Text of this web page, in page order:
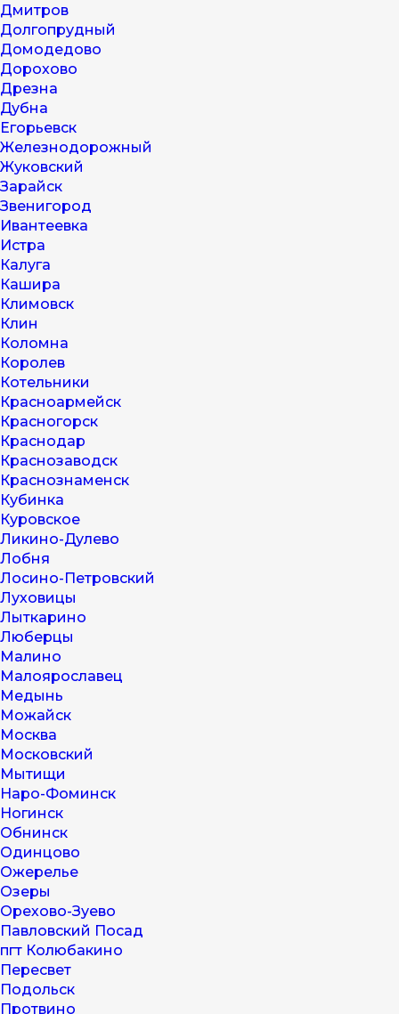
Дмитров
Долгопрудный
Домодедово
Дорохово
Дрезна
Дубна
Егорьевск
Железнодорожный
Жуковский
Зарайск
Звенигород
Ивантеевка
Истра
Калуга
Кашира
Климовск
Клин
Коломна
Королев
Котельники
Красноармейск
Красногорск
Краснодар
Краснозаводск
Краснознаменск
Кубинка
Куровское
Ликино-Дулево
Лобня
Лосино-Петровский
Луховицы
Лыткарино
Люберцы
Малино
Малоярославец
Медынь
Можайск
Москва
Московский
Мытищи
Наро-Фоминск
Ногинск
Обнинск
Одинцово
Ожерелье
Озеры
Орехово-Зуево
Павловский Посад
пгт Колюбакино
Пересвет
Подольск
Протвино